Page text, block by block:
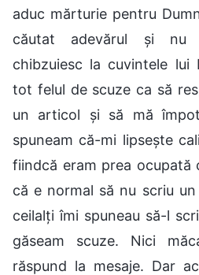
aduc mărturie pentru
căutat adevărul și nu
chibzuiesc la cuvintele lui
tot felul de scuze ca să
un articol și să mă
spuneam că-mi lipsește
fiindcă eram prea ocupată
că e normal să nu scriu
ceilalți îmi spuneau să-l
găseam scuze. Nici
răspund la mesaje. Dar